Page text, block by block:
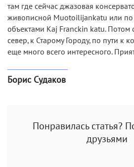
там где сейчас джазовая
живописной Muotoilijankatu или
объектами Kaj Franckin katu. Потом
север, к Старому Городу, по пути к
еще много всего интересного.
Борис Судаков
Понравилась статья?
друзьями